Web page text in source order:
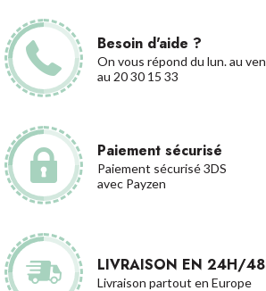
Besoin d'aide ?
On vous répond du lun. au
au 20 30 15 33
Paiement sécurisé
Paiement sécurisé 3DS
avec Payzen
LIVRAISON EN 24H/
Livraison partout en Europe